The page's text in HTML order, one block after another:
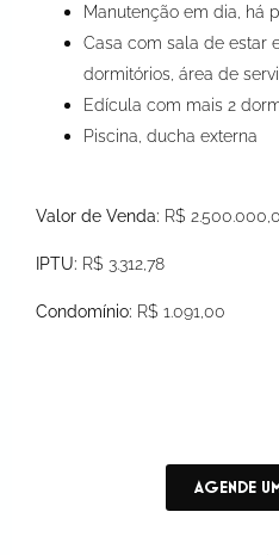
Manutenção em dia, há
Casa com sala de estar
dormitórios, área de
Edícula com mais 2
Piscina, ducha externa
Valor de Venda: R$
IPTU: R$ 3.312,78
Condomínio: R$ 1.091,00
AGENDE